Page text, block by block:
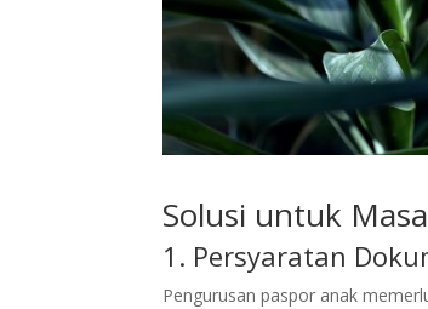
Solusi untuk
1. Persyaratan
Pengurusan paspor anak